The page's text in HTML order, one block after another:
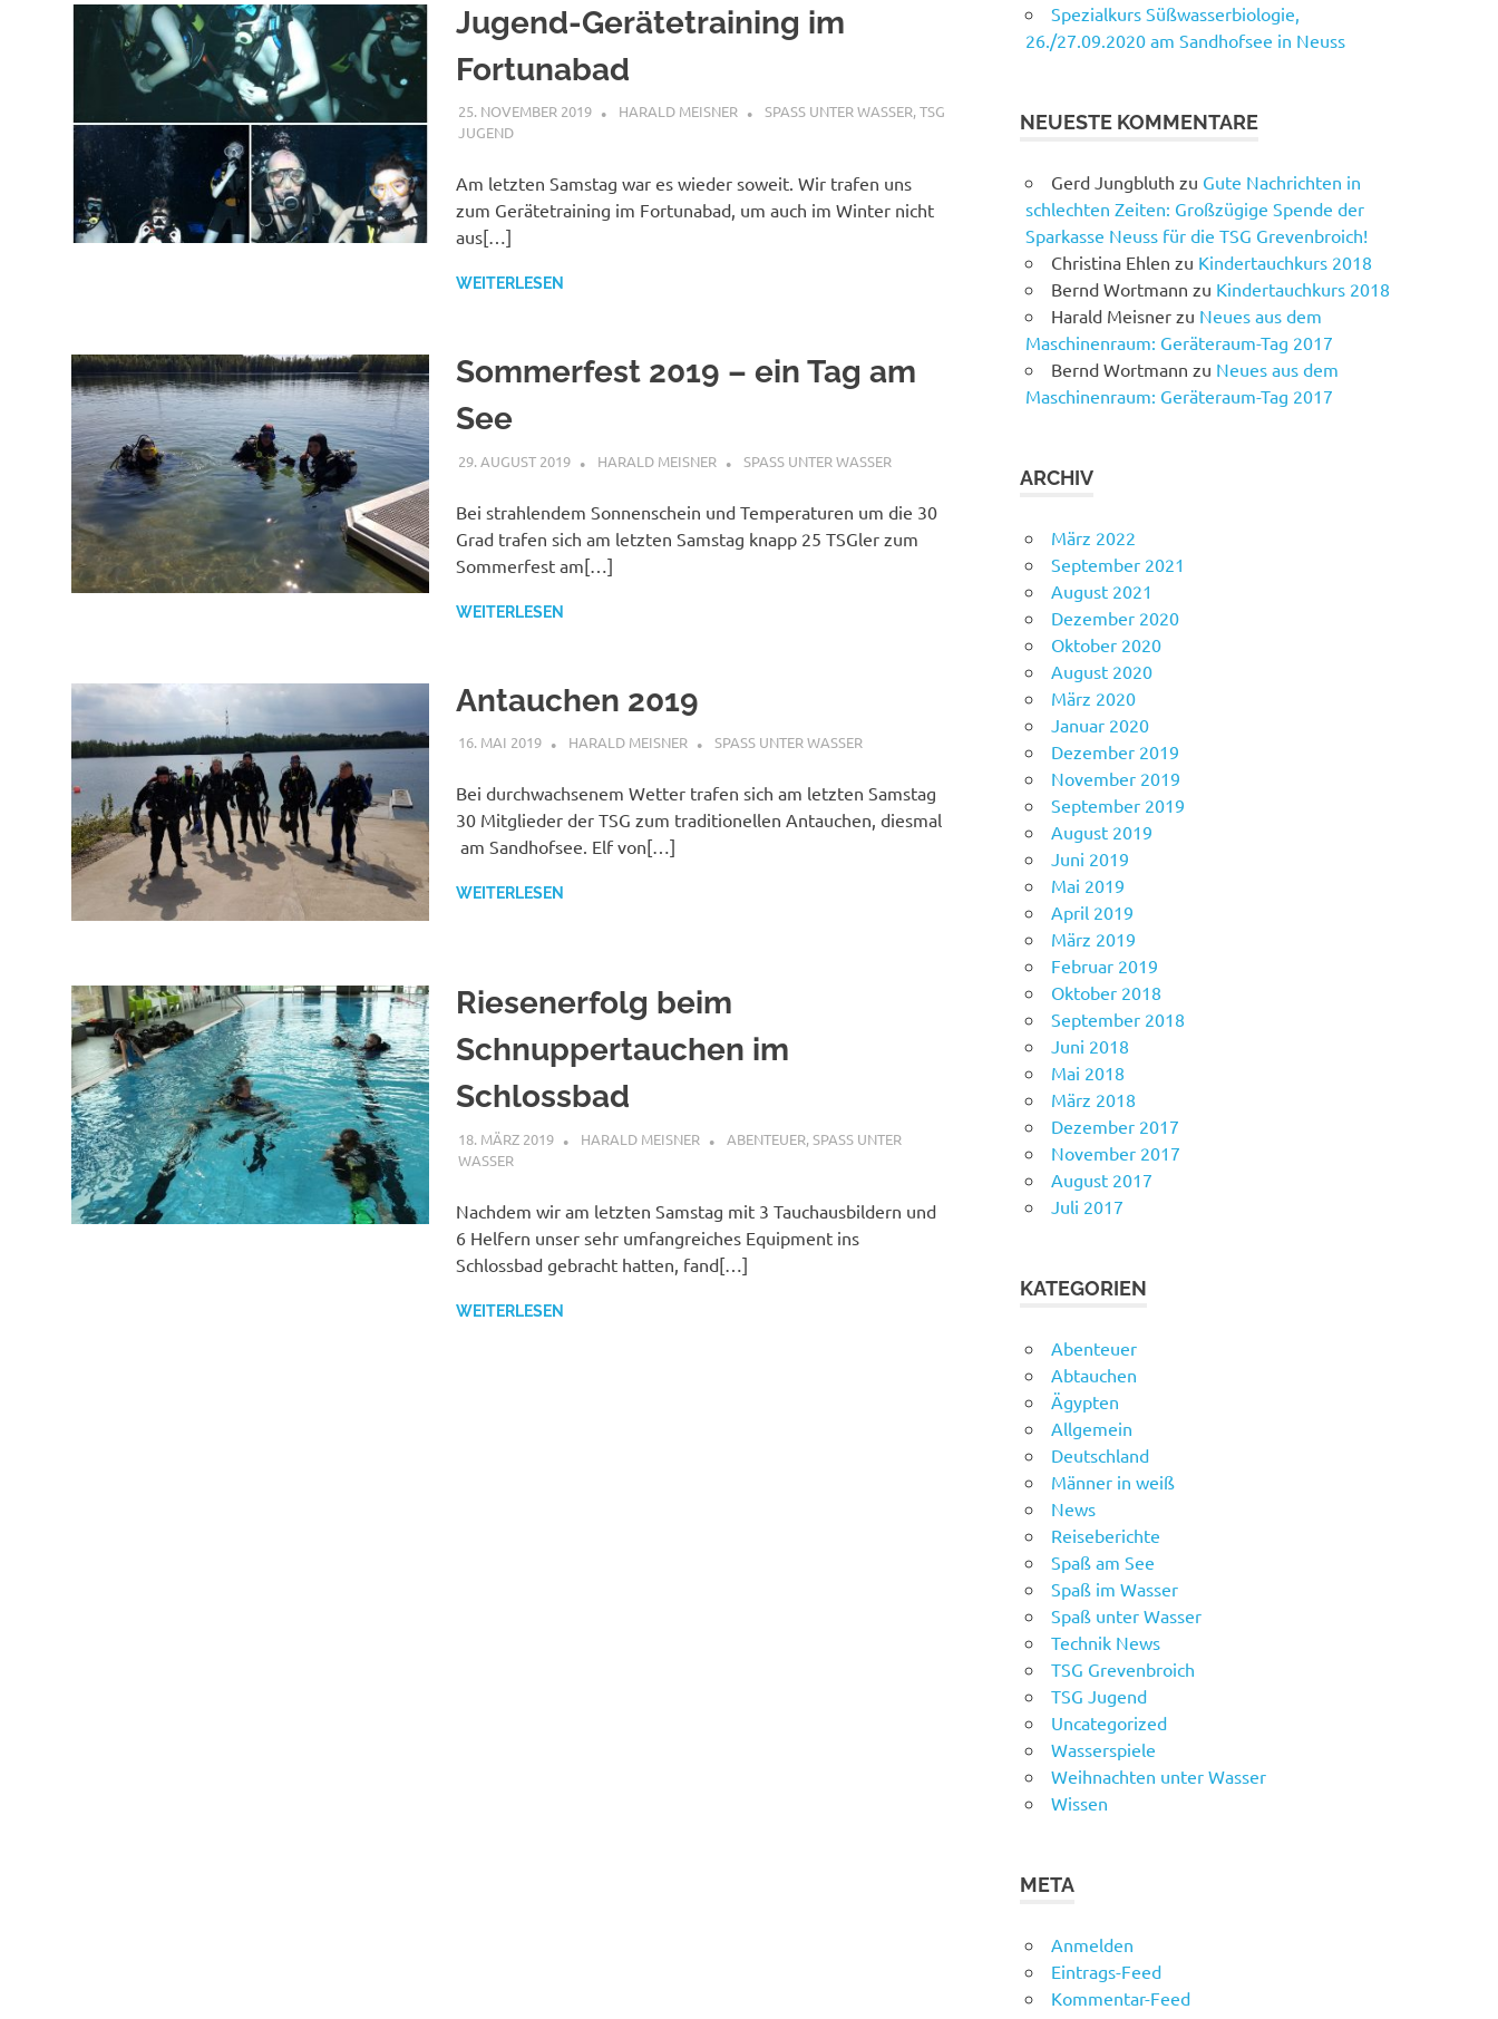
Jugend-Gerätetraining im
Fortunabad
25. NOVEMBER 2019 HARALD MEISNER SPASS UNTER WASSER ,TSG
JUGEND
Am letzten Samstag war es wieder soweit. Wir trafen uns
zum Gerätetraining im Fortunabad, um auch im Winter nicht
aus[…]
WEITERLESEN
Sommerfest 2019 – ein Tag am
See
29. AUGUST 2019 HARALD MEISNER SPASS UNTER WASSER
Bei strahlendem Sonnenschein und Temperaturen um die 30
Grad trafen sich am letzten Samstag knapp 25 TSGler zum
Sommerfest am[…]
WEITERLESEN
Antauchen 2019
16. MAI 2019 HARALD MEISNER SPASS UNTER WASSER
Bei durchwachsenem Wetter trafen sich am letzten Samstag
30 Mitglieder der TSG zum traditionellen Antauchen, diesmal
am Sandhofsee. Elf von[…]
WEITERLESEN
Riesenerfolg beim
Schnuppertauchen im
Schlossbad
18. MÄRZ 2019 HARALD MEISNER ABENTEUER,SPASS UNTER W
ASSER
Nachdem wir am letzten Samstag mit 3 Tauchausbildern und
6 Helfern unser sehr umfangreiches Equipment ins
Schlossbad gebracht hatten, fand[…]
WEITERLESEN
Spezialkurs Süßwasserbiologie,
26./27.09.2020 am Sandhofsee in Neuss
NEUESTE KOMMENTARE
Gerd Jungbluth zu Gute Nachrichten in
schlechten Zeiten: Großzügige Spende der
Sparkasse Neuss für die TSG Grevenbroich!
Christina Ehlen zu Kindertauchkurs 2018
Bernd Wortmann zu Kindertauchkurs 2018
Harald Meisner zu Neues aus dem
Maschinenraum: Geräteraum-Tag 2017
Bernd Wortmann zu Neues aus dem
Maschinenraum: Geräteraum-Tag 2017
ARCHIV
März 2022
September 2021
August 2021
Dezember 2020
Oktober 2020
August 2020
März 2020
Januar 2020
Dezember 2019
November 2019
September 2019
August 2019
Juni 2019
Mai 2019
April 2019
März 2019
Februar 2019
Oktober 2018
September 2018
Juni 2018
Mai 2018
März 2018
Dezember 2017
November 2017
August 2017
Juli 2017
KATEGORIEN
Abenteuer
Abtauchen
Ägypten
Allgemein
Deutschland
Männer in weiß
News
Reiseberichte
Spaß am See
Spaß im Wasser
Spaß unter Wasser
Technik News
TSG Grevenbroich
TSG Jugend
Uncategorized
Wasserspiele
Weihnachten unter Wasser
Wissen
META
Anmelden
Eintrags-Feed
Kommentar-Feed